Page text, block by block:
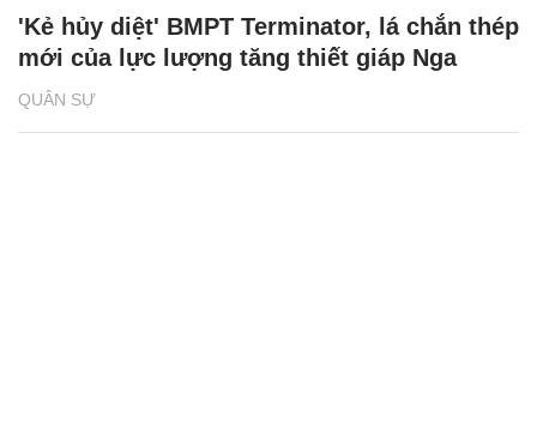
QUÂN SỰ
'Kẻ hủy diệt' BMPT Terminator, lá chắn thép
mới của lực lượng tăng thiết giáp Nga